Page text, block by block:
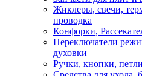
Жиклеры, свечи,
проводка
Конфорки,
Переключатели
духовки
Ручки, кнопки,